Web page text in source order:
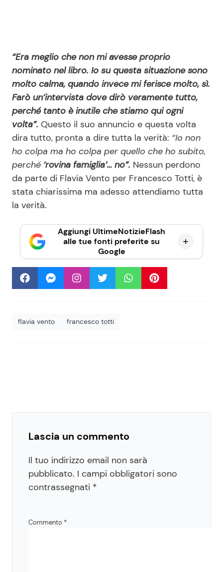
“Era meglio che non mi avesse proprio
nominato nel libro. Io su questa situazione sono
molto calma, quando invece mi ferisce molto, sì.
Farò un’intervista dove dirò veramente tutto,
perché tanto è inutile che stiamo qui ogni
volta”. Questo il suo annuncio e questa volta
dira tutto, pronta a dire tutta la verità: “Io non
ho colpa ma ho colpa per quello che ho subito,
perché ‘rovina famiglia’… no”. Nessun perdono
da parte di Flavia Vento per Francesco Totti, è
stata chiarissima ma adesso attendiamo tutta
la verità.
Aggiungi UltimeNotizieFlash
alle tue fonti preferite su
Google
flavia vento francesco totti
Lascia un commento
Il tuo indirizzo email non sarà
pubblicato. I campi obbligatori sono
contrassegnati *
Commento *